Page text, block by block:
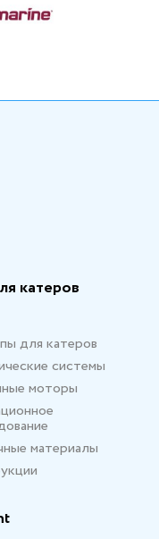
катеров
для катеров
системы
моторы
материалы